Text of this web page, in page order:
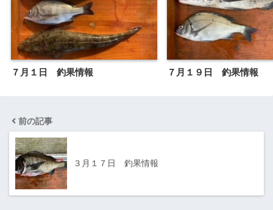
７月１日 釣果情報 ７月１９日 釣果情報
前の記事
３月１７日 釣果情報